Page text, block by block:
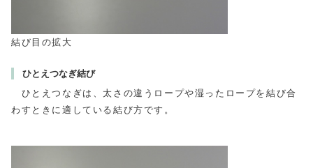
結び目の拡大
ひとえつなぎ結び
ひとえつなぎは、太さの違うロープや湿ったロープを結び合
わすときに適している結び方です。